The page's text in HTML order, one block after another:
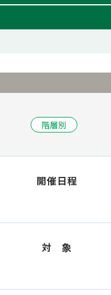
階層別
開催日程
対 象